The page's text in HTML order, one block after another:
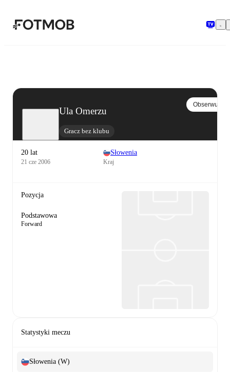
Ula Omerzu
Gracz bez klubu
Obserwuj
20 lat
21 cze 2006
Słowenia
Kraj
Pozycja
Podstawowa
Forward
Statystyki meczu
Słowenia (W)